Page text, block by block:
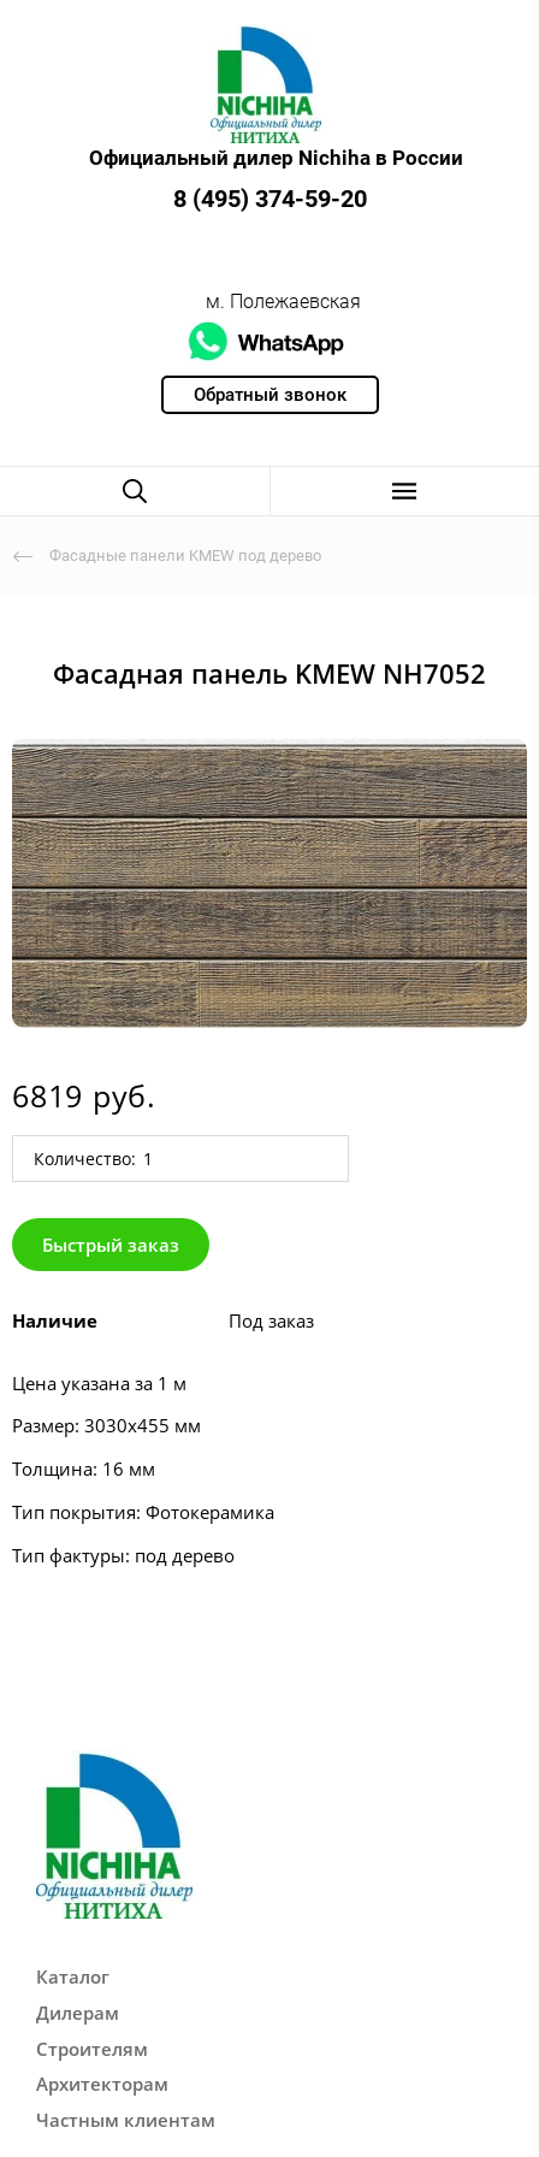
Обратный звонок
Официальный дилер Nichiha в России
8 (495) 374-59-20
м. Полежаевская
Фасадные панели KMEW под дерево
Фасадная панель KMEW NH7052
6819 руб.
Количество:
Быстрый заказ
Наличие Под заказ
Цена указана за 1 м
Размер: 3030х455 мм
Толщина: 16 мм
Тип покрытия: Фотокерамика
Тип фактуры: под дерево
Каталог
Дилерам
Строителям
Архитекторам
Частным клиентам